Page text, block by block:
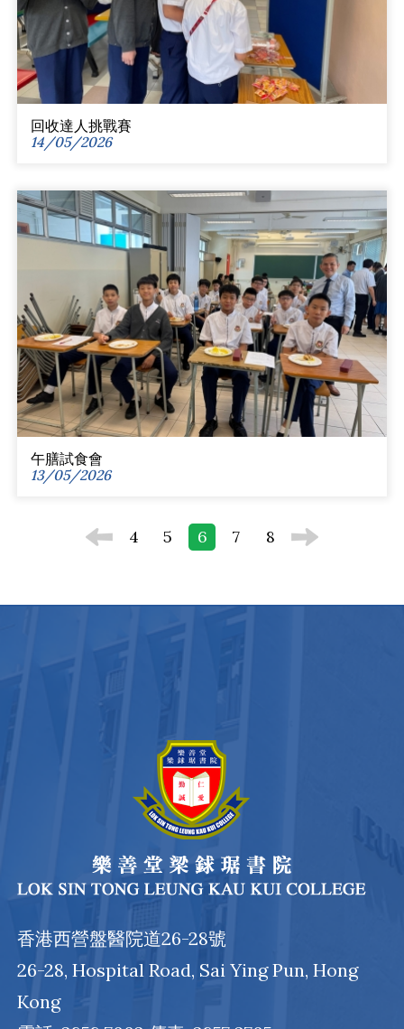
回收達人挑戰賽
14/05/2026
午膳試食會
13/05/2026
4 5 6 7 8
香港西營盤醫院道26-28號
26-28, Hospital Road, Sai Ying Pun, Hong
Kong